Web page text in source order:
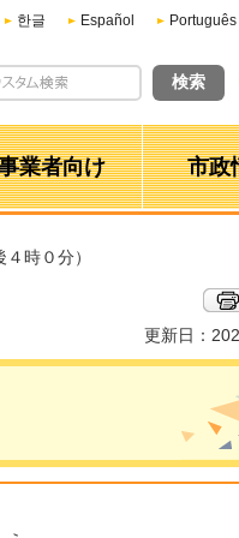
한글 Español Português
業者向け 市政
時０分）
更新日：